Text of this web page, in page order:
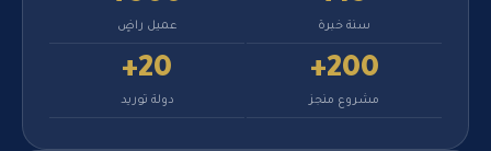
سنة خبرة عميل راضٍ
200+
مشروع منجز
20+
دولة توريد